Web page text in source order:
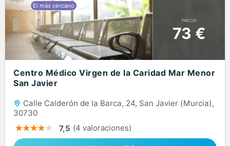
PRECIO
73 €
Centro Médico Virgen de la Caridad Mar Menor
San Javier
Calle Calderón de la Barca, 24, San Javier (Murcia),
30730
7,5 (4 valoraciones)